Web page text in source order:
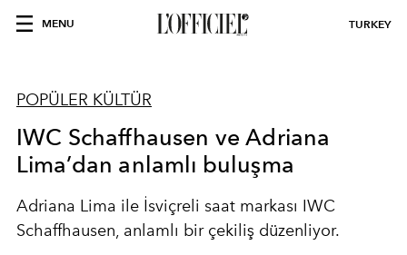
MENU TURKEY
POPÜLER KÜLTÜR
IWC Schaffhausen ve Adriana
Lima’dan anlamlı buluşma
Adriana Lima ile İsviçreli saat markası IWC
Schaffhausen, anlamlı bir çekiliş düzenliyor.